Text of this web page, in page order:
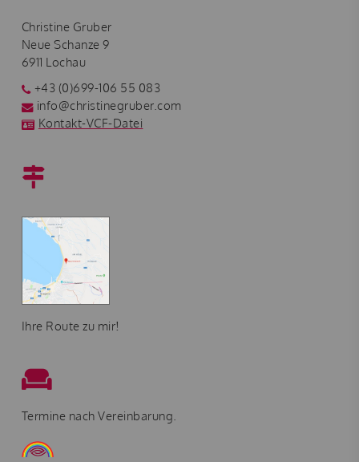
Christine Gruber
Neue Schanze 9
6911 Lochau
+43 (0)699-106 55 083
info@christinegruber.com
Kontakt-VCF-Datei
Ihre Route zu mir!
Termine nach Vereinbarung.